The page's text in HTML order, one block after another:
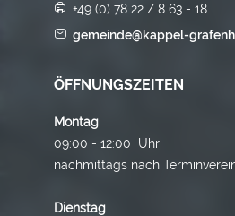
+49 (0) 78 22 / 8 63 - 18
gemeinde@kappel-
ÖFFNUNGSZEITEN
Montag
09:00 - 12:00 Uhr
nachmittags nach
Dienstag